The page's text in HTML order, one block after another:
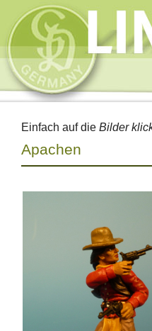
Einfach auf die Bilder
Apachen